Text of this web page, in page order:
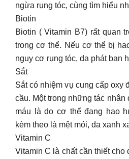
ngừa rụng tóc, cùng tìm hiểu
Biotin
Biotin ( Vitamin B7) rất quan
trong cơ thể. Nếu cơ thể bị
nguy cơ rụng tóc, da phát ban
Sắt
Sắt có nhiệm vụ cung cấp oxy
cầu. Một trong những tác nhân
máu là do cơ thể đang hao
kèm theo là mệt mỏi, da xanh
Vitamin C
Vitamin C là chất cần thiết